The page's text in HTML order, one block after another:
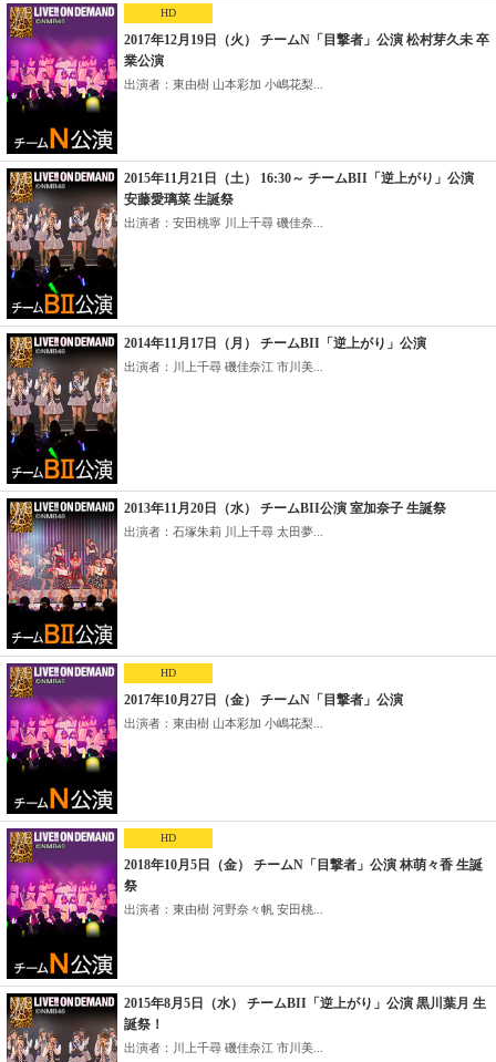
HD
2017年12月19日（火） チームN「目撃者」公演 松村芽久未 卒
業公演
出演者：東由樹 山本彩加 小嶋花梨...
2015年11月21日（土） 16:30～ チームBII「逆上がり」公演
安藤愛璃菜 生誕祭
出演者：安田桃寧 川上千尋 磯佳奈...
2014年11月17日（月） チームBII「逆上がり」公演
出演者：川上千尋 磯佳奈江 市川美...
2013年11月20日（水） チームBII公演 室加奈子 生誕祭
出演者：石塚朱莉 川上千尋 太田夢...
HD
2017年10月27日（金） チームN「目撃者」公演
出演者：東由樹 山本彩加 小嶋花梨...
HD
2018年10月5日（金） チームN「目撃者」公演 林萌々香 生誕
祭
出演者：東由樹 河野奈々帆 安田桃...
2015年8月5日（水） チームBII「逆上がり」公演 黒川葉月 生
誕祭！
出演者：川上千尋 磯佳奈江 市川美...